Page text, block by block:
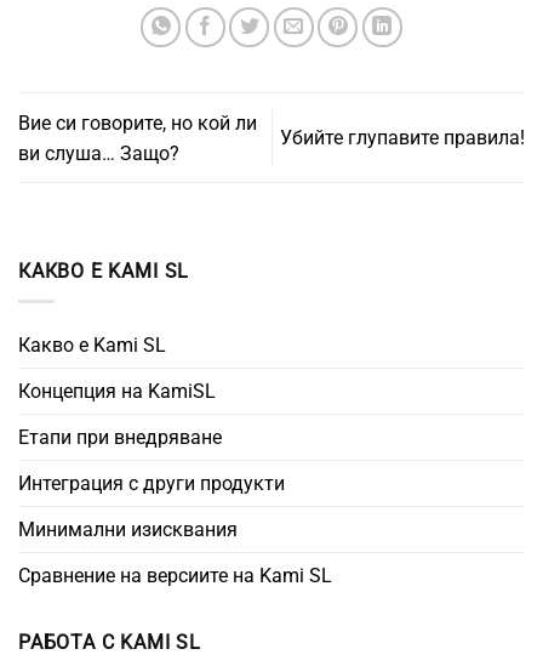
Вие си говорите, но кой ли
ви слуша… Защо?
Убийте глупавите правила!
КАКВО Е KAMI SL
Какво е Kami SL
Концепция на KamiSL
Етапи при внедряване
Интеграция с други продукти
Минимални изисквания
Сравнение на версиите на Kami SL
РАБОТА С KAMI SL